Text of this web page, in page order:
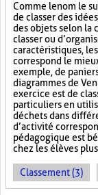
Comme le nom le
de classer des
des objets selon la
classer ou
caractéristiques,
correspond le
exemple, de
diagrammes de
exercice est de
particuliers en
déchets dans
d’activité
pédagogique est
chez les élèves
Classement (3)